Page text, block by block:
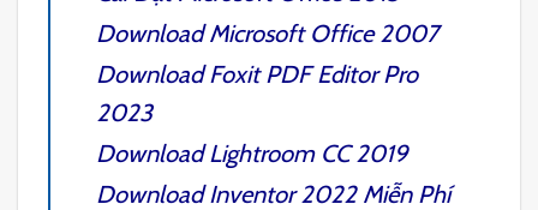
Download Microsoft Office 2007
DownloadFoxit PDF Editor Pro
2023
DownloadLightroom CC 2019
DownloadInventor 2022Miễn Phí